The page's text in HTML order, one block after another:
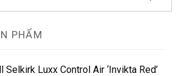
PHẨM
Luxx Control Air ‘Invikta Red’